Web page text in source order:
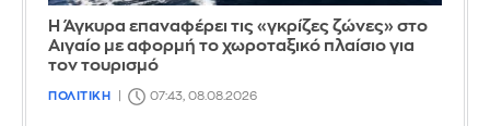
Η Άγκυρα επαναφέρει τις «γκρίζες ζώνες» στο
Αιγαίο με αφορμή το χωροταξικό πλαίσιο για
τον τουρισμό
ΠΟΛΙΤΙΚΗ 07:43, 08.08.2026